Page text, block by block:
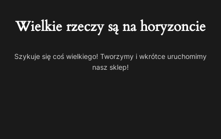
Wielkie rzeczy są na horyzoncie
Szykuje się coś wielkiego! Tworzymy i wkrótce uruchomimy
nasz sklep!